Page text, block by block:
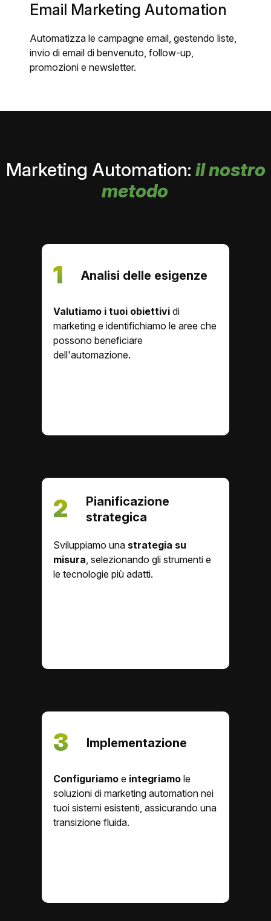
Email Marketing Automation
Automatizza le campagne email, gestendo liste,
invio di email di benvenuto, follow-up,
promozioni e newsletter.
Marketing Automation: il nostro
metodo
1 Analisi delle esigenze
Valutiamo i tuoi obiettivi di
marketing e identifichiamo le aree che
possono beneficiare
dell'automazione.
2
Pianificazione
strategica
Sviluppiamo una strategia su
misura, selezionando gli strumenti e
le tecnologie più adatti.
3 Implementazione
Configuriamo e integriamo le
soluzioni di marketing automation nei
tuoi sistemi esistenti, assicurando una
transizione fluida.